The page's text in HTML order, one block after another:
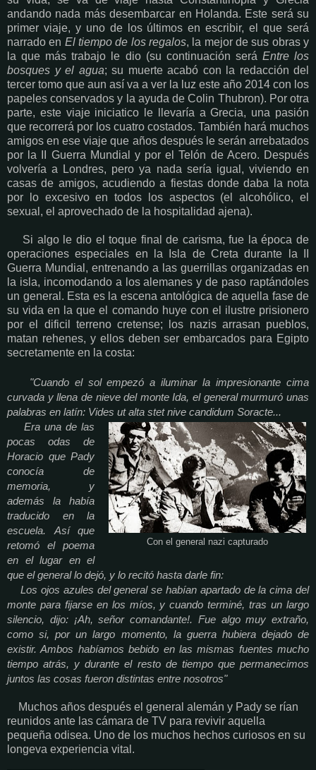
andando nada más desembarcar en Holanda. Este será su
primer viaje, y uno de los últimos en escribir, el que será
narrado en El tiempo de los regalos, la mejor de sus obras y
la que más trabajo le dio (su continuación será Entre los
bosques y el agua; su muerte acabó con la redacción del
tercer tomo que aun así va a ver la luz este año 2014 con los
papeles conservados y la ayuda de Colin Thubron). Por otra
parte, este viaje iniciatico le llevaría a Grecia, una pasión
que recorrerá por los cuatro costados. También hará muchos
amigos en ese viaje que años después le serán arrebatados
por la II Guerra Mundial y por el Telón de Acero. Después
volvería a Londres, pero ya nada sería igual, viviendo en
casas de amigos, acudiendo a fiestas donde daba la nota
por lo excesivo en todos los aspectos (el alcohólico, el
sexual, el aprovechado de la hospitalidad ajena).
Si algo le dio el toque final de carisma, fue la época de
operaciones especiales en la Isla de Creta durante la II
Guerra Mundial, entrenando a las guerrillas organizadas en
la isla, incomodando a los alemanes y de paso raptándoles
un general. Esta es la escena antológica de aquella fase de
su vida en la que el comando huye con el ilustre prisionero
por el dificil terreno cretense; los nazis arrasan pueblos,
matan rehenes, y ellos deben ser embarcados para Egipto
secretamente en la costa:
"Cuando el sol empezó a iluminar la impresionante cima
curvada y llena de nieve del monte Ida, el general murmuró unas
palabras en latín: Vides ut alta stet nive candidum Soracte...
Con el general nazi capturado
Era una de las
pocas odas de
Horacio que Pady
conocía de
memoria, y
además la había
traducido en la
escuela. Así que
retomó el poema
en el lugar en el
que el general lo dejó, y lo recitó hasta darle fin:
Los ojos azules del general se habían apartado de la cima del
monte para fijarse en los míos, y cuando terminé, tras un largo
silencio, dijo: ¡Ah, señor comandante!. Fue algo muy extraño,
como si, por un largo momento, la guerra hubiera dejado de
existir. Ambos habíamos bebido en las mismas fuentes mucho
tiempo atrás, y durante el resto de tiempo que permanecimos
juntos las cosas fueron distintas entre nosotros"
Muchos años después el general alemán y Pady se rían
reunidos ante las cámara de TV para revivir aquella
pequeña odisea. Uno de los muchos hechos curiosos en su
longeva experiencia vital.